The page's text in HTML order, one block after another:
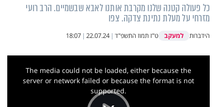
כל פעולה קטנה שלנו מקרבת אותנו לאבא שבשמיים. הרב רועי
מזרחי על מעלת נתינת צדקה. צפו
הידברות למעקב ט"ז תמוז התשפ"ד |
22.07.24
|
18:07
This
The media could not be loaded, either because the
server or network failed or because the format is not
supported.